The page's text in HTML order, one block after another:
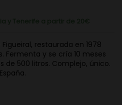
restaurada en 1978
Fermenta y se cría 10 meses
de 500 litros. Complejo, único.